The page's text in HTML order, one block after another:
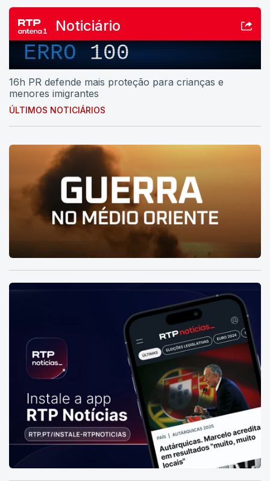
Noticiário
ERRO 100
16h PR defende mais proteção para crianças e
menores imigrantes
ÚLTIMOS NOTICIÁRIOS